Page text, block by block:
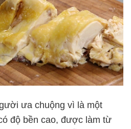
ưa chuộng vì là một
độ bền cao, được làm từ